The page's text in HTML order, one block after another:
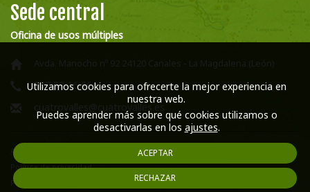
Sede central
Oficina de usos múltiples
Avda. Manocho nº 92 24120 Canales - La Magdalena (León)
987 58 16 66
cuatrovalles@cuatrovalles.es
Aviso legal
Política de privacidad
Política de cookies
Utilizamos cookies para ofrecerte la mejor experiencia en
nuestra web.
Puedes aprender más sobre qué cookies utilizamos o
desactivarlas en los ajustes.
ACEPTAR
RECHAZAR